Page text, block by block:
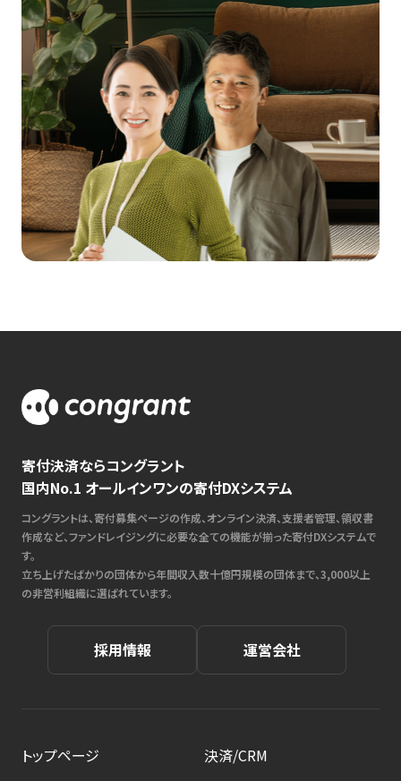
寄付決済ならコングラント
国内No.1 オールインワンの寄付DXシステム
コングラントは、寄付募集ページの作成、オンライン決済、支援者管理、領収書
作成など、ファンドレイジングに必要な全ての機能が揃った寄付DXシステムで
す。
立ち上げたばかりの団体から年間収入数十億円規模の団体まで、3,000以上
の非営利組織に選ばれています。
採用情報 運営会社
トップページ
決済/CRM